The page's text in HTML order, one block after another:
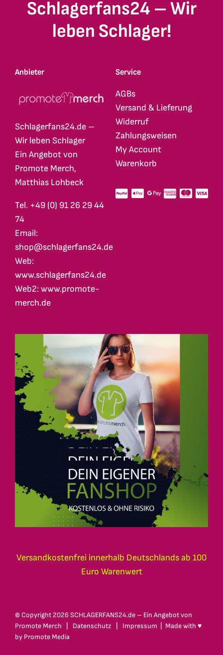
Schlagerfans24 – Wir
leben Schlager!
Anbieter
Schlagerfans24.de –
Wir leben Schlager
Ein Angebot von
Promote Merch,
Matthias Lohbeck
Tel. +49 (0) 91 26 29 44
74
Email:
shop@schlagerfans24.de
Web:
www.schlagerfans24.de
Web2: www.promote-
merch.de
Service
AGBs
Versand & Lieferung
Widerruf
Zahlungsweisen
My Account
Warenkorb
Versandkostenfrei innerhalb Deutschlands ab 100
Euro Warenwert
© Copyright 2026 SCHLAGERFANS24.de – Ein Angebot von
Promote Merch
Datenschutz Impressum | Made with ♥
by Promote Media